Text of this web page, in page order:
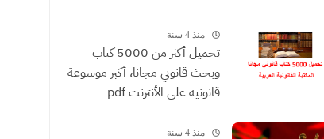
منذ 4 سنة
تحميل أكثر من 5000 كتاب
وبحث قانوني مجانا، أكبر موسوعة
قانونية على الأنترنت pdf
منذ 4 سنة